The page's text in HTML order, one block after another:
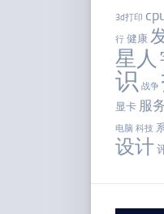
3d打印
行 健康
星人
识 战争
显卡 服
电脑 科技
设计